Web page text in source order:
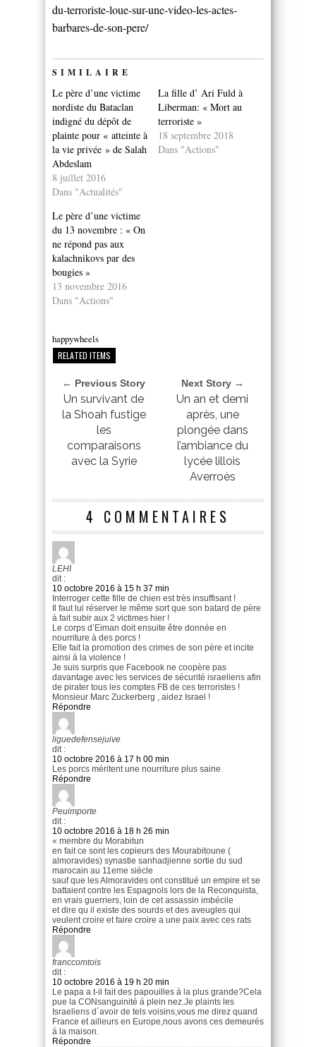
du-terroriste-loue-sur-une-video-les-actes-
barbares-de-son-pere/
SIMILAIRE
Le père d’une victime
nordiste du Bataclan
indigné du dépôt de
plainte pour « atteinte à
la vie privée » de Salah
Abdeslam
8 juillet 2016
Dans "Actualités"
La fille d’ Ari Fuld à
Liberman: « Mort au
terroriste »
18 septembre 2018
Dans "Actions"
Le père d’une victime
du 13 novembre : « On
ne répond pas aux
kalachnikovs par des
bougies »
13 novembre 2016
Dans "Actions"
happywheels
RELATED ITEMS
← Previous Story
Un survivant de
la Shoah fustige
les
comparaisons
avec la Syrie
Next Story →
Un an et demi
après, une
plongée dans
l’ambiance du
lycée lillois
Averroès
4 COMMENTAIRES
LEHI
dit :
10 octobre 2016 à 15 h 37 min
Interroger cette fille de chien est très insuffisant !
Il faut lui réserver le même sort que son batard de père
à fait subir aux 2 victimes hier !
Le corps d’Eiman doit ensuite être donnée en
nourriture à des porcs !
Elle fait la promotion des crimes de son père et incite
ainsi à la violence !
Je suis surpris que Facebook ne coopère pas
davantage avec les services de sécurité israeliens afin
de pirater tous les comptes FB de ces terroristes !
Monsieur Marc Zuckerberg , aidez Israel !
Répondre
liguedefensejuive
dit :
10 octobre 2016 à 17 h 00 min
Les porcs méritent une nourriture plus saine
Répondre
Peuimporte
dit :
10 octobre 2016 à 18 h 26 min
« membre du Morabitun
en fait ce sont les copieurs des Mourabitoune (
almoravides) synastie sanhadjienne sortie du sud
marocain au 11eme siècle
sauf que les Almoravides ont constitué un empire et se
battaient contre les Espagnols lors de la Reconquista,
en vrais guerriers, loin de cet assassin imbécile
et dire qu il existe des sourds et des aveugles qui
veulent croire et faire croire a une paix avec ces rats
Répondre
franccomtois
dit :
10 octobre 2016 à 19 h 20 min
Le papa a t-il fait des papouilles á la plus grande?Cela
pue la CONsanguinité á plein nez.Je plaints les
Israeliens d´avoir de tels voisins,vous me direz quand
France et ailleurs en Europe,nous avons ces demeurés
á la maison.
Répondre